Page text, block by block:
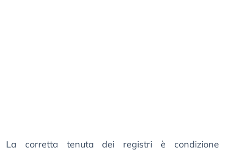
La corretta tenuta dei registri è condizione